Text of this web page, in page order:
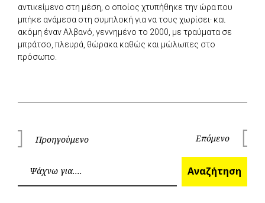
αντικείμενο στη μέση, ο οποίος χτυπήθηκε την ώρα που
μπήκε ανάμεσα στη συμπλοκή για να τους χωρίσει· και
ακόμη έναν Αλβανό, γεννημένο το 2000, με τραύματα σε
μπράτσο, πλευρά, θώρακα καθώς και μώλωπες στο
πρόσωπο.
Πλοήγηση
άρθρων
Προηγούμενο Επόμενο
Αναζήτηση